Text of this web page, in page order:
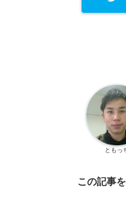
ともっ
この記事